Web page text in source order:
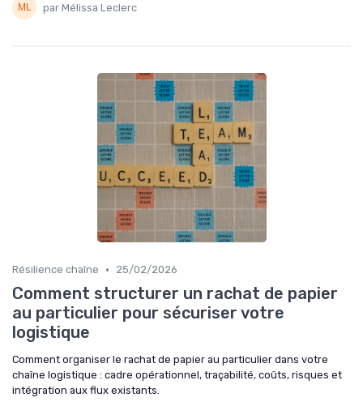
par Mélissa Leclerc
Résilience chaîne • 25/02/2026
Comment structurer un rachat de papier
au particulier pour sécuriser votre
logistique
Comment organiser le rachat de papier au particulier dans votre
chaîne logistique : cadre opérationnel, traçabilité, coûts, risques et
intégration aux flux existants.